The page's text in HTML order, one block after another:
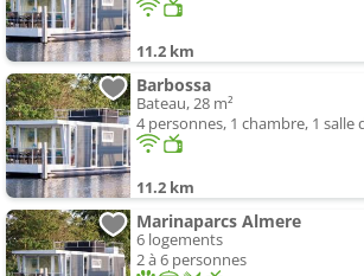
11.2 km
Barbossa
Bateau, 28 m²
4 personnes, 1 chambre, 1 salle
11.2 km
Marinaparcs Almere
6 logements
2 à 6 personnes